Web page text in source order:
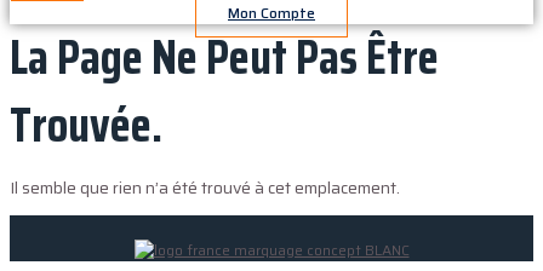
Mon Compte
La Page Ne Peut Pas Être
Trouvée.
Il semble que rien n’a été trouvé à cet emplacement.